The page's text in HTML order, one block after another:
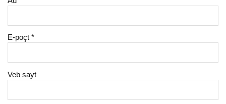
E-poçt*
Veb sayt